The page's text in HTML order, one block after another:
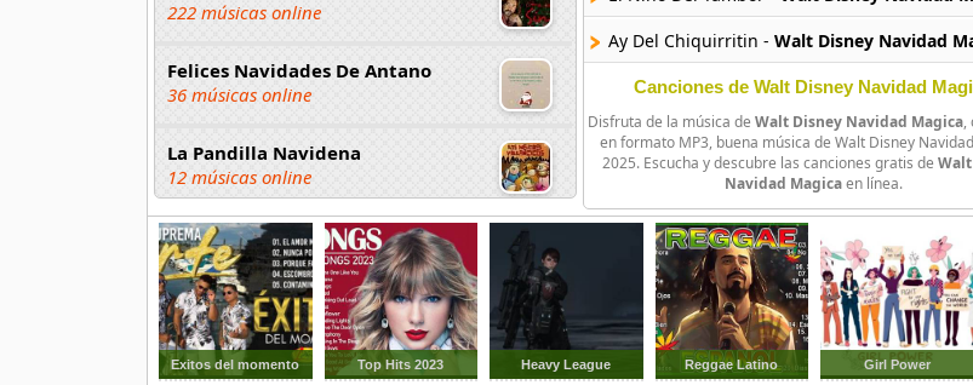
222 músicas online
Felices Navidades De Antano
36 músicas online
La Pandilla Navidena
12 músicas online
Las Ardillitas
20 músicas online
Las Pastorcitas
4 músicas online
Ay Del Chiquirritin - Walt Disney Navidad
Mickey Y Minnie -Walt Disney Navidad
Canciones de Walt Disney Navidad
Disfruta de la música de Walt Disney Navidad Magica,
en formato MP3, buena música de Walt Disney
2025. Escucha y descubre las canciones gratis de
Navidad Magicaen línea.
Exitos del momento Top Hits 2023 Heavy League Reggae Latino Girl Power